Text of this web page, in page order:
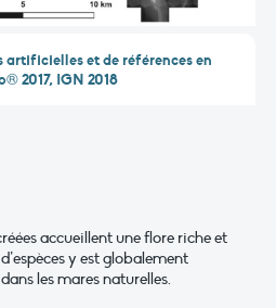
artificielles et de références en
2017, IGN 2018
accueillent une flore riche et
y est globalement
les mares naturelles.